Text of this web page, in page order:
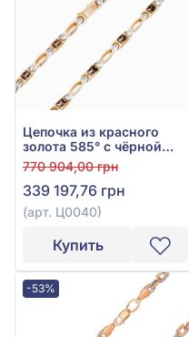
Цепочка из красного
золота 585° с чёрной
эмалью, арт. Ц0040
770 904,00 грн
339 197,76 грн
(арт. Ц0040)
Купить
-53%